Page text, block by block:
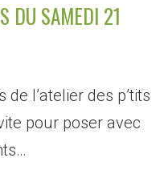
DU SAMEDI 21
l’atelier des p’tits
pour poser avec